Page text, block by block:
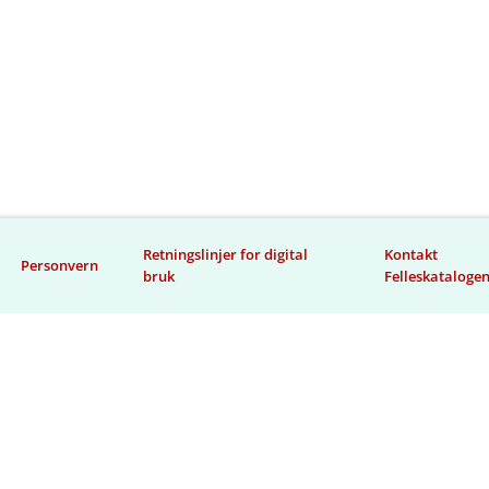
Personvern
Retningslinjer for digital
bruk
Kontakt
Felleskatalogen